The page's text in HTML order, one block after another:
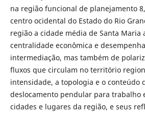
na região funcional de planejamento
centro ocidental do Estado do Rio
região a cidade média de Santa Maria
centralidade econômica e
intermediação, mas também de
fluxos que circulam no território
intensidade, a topologia e o conteúdo
deslocamento pendular para trabalho
cidades e lugares da região, e seus